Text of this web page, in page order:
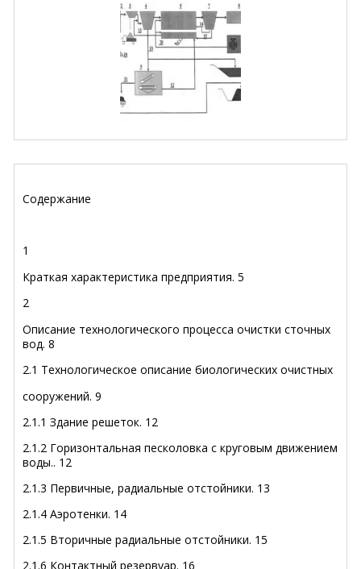
Содержание
1
Краткая характеристика предприятия. 5
2
Описание технологического процесса очистки сточных
вод. 8
2.1 Технологическое описание биологических очистных
сооружений. 9
2.1.1 Здание решеток. 12
2.1.2 Горизонтальная песколовка с круговым движением
воды.. 12
2.1.3 Первичные, радиальные отстойники. 13
2.1.4 Аэротенки. 14
2.1.5 Вторичные радиальные отстойники. 15
2.1.6 Контактный резервуар. 16